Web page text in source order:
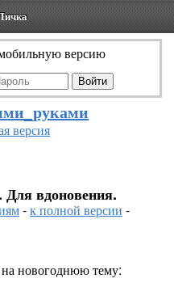
версию
версия
вдоновения.
-к полной версии -
новогоднюю тему: